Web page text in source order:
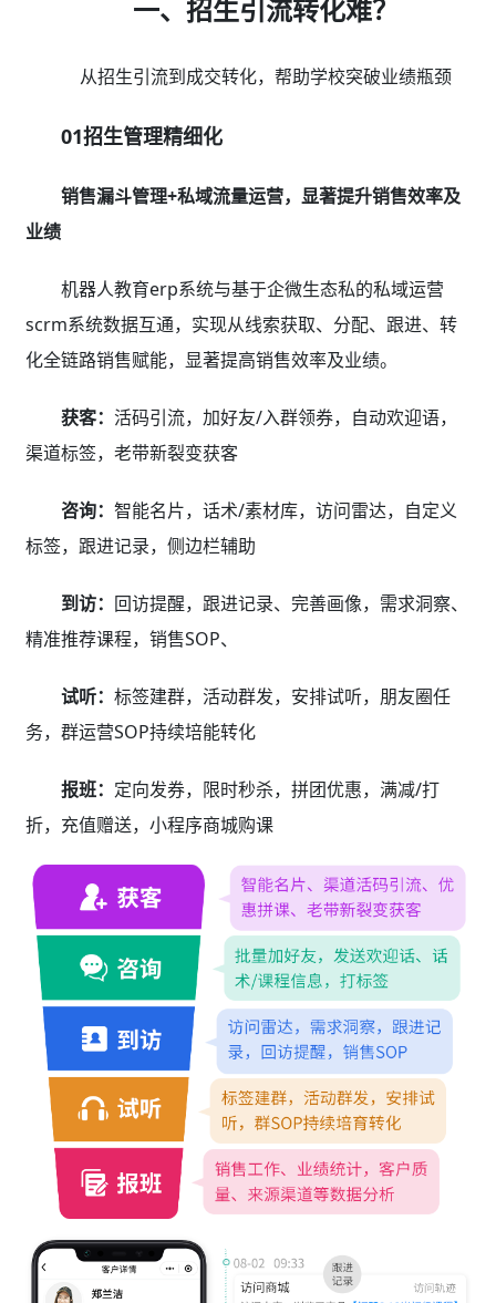
一、招生引流转化难？
从招生引流到成交转化，帮助学校突破业绩瓶颈
01招生管理精细化
销售漏斗管理+私域流量运营，显著提升销售效率及
业绩
机器人教育erp系统与基于企微生态私的私域运营
scrm系统数据互通，实现从线索获取、分配、跟进、转
化全链路销售赋能，显著提高销售效率及业绩。
获客： 活码引流，加好友/入群领券，自动欢迎语，
渠道标签，老带新裂变获客
咨询： 智能名片，话术/素材库，访问雷达，自定义
标签，跟进记录，侧边栏辅助
到访： 回访提醒，跟进记录、完善画像，需求洞察、
精准推荐课程，销售SOP、
试听： 标签建群，活动群发，安排试听，朋友圈任
务，群运营SOP持续培能转化
报班： 定向发券，限时秒杀，拼团优惠，满减/打
折，充值赠送，小程序商城购课